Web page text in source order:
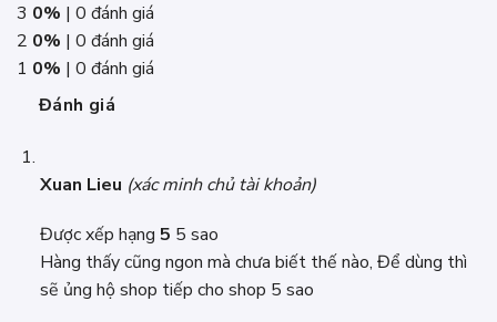
3 0% | 0 đánh giá
2 0% | 0 đánh giá
1 0% | 0 đánh giá
Đánh giá
Xuan Lieu (xác minh chủ tài khoản)
Được xếp hạng 5 5 sao
Hàng thấy cũng ngon mà chưa biết thế nào, Để dùng thì
sẽ ủng hộ shop tiếp cho shop 5 sao